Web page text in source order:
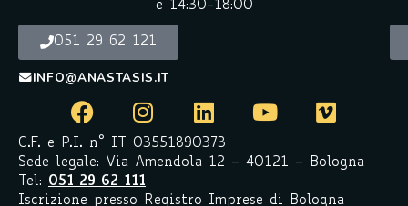
e 14:30-18:00
051 29 62 121
INFO@ANASTASIS.IT
C.F. e P.I. n° IT 03551890373
Sede legale: Via Amendola 12 – 40121 – Bologna
Tel: 051 29 62 111
Iscrizione presso Registro Imprese di Bologna